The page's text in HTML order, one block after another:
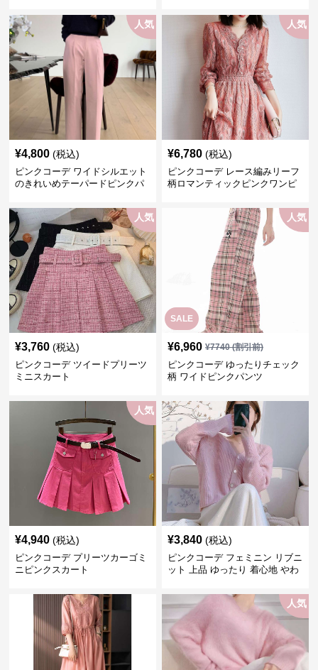
人気
¥4,800 (税込)
ピンクコーデ ワイドシルエット
のきれいめテーパードピンクパ
人気
¥6,780 (税込)
ピンクコーデ レース編みリーフ
柄ロマンティックピンクワンピ
人気
¥3,760 (税込)
ピンクコーデ ツイードプリーツ
ミニスカート
SALE
人気
¥6,960 ¥7740(割引前)
ピンクコーデ ゆったりチェック
柄 ワイドピンクパンツ
人気
¥4,940 (税込)
ピンクコーデ プリーツカーゴミ
ニピンクスカート
¥3,840 (税込)
ピンクコーデ フェミニン リブニ
ット 上品 ゆったり 着心地 やわ
ンクカーディガン ピンクコーデ
人気